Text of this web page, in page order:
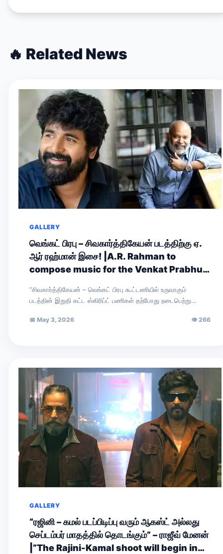
🔥 Related News
GALLERY
வெங்கட் பிரபு – சிவகார்த்திகேயன் படத்திற்கு ஏ.
ஆர் ரஹ்மான் இசை! |A.R. Rahman to
compose music for the Venkat Prabhu–
“சிவகார்த்திகேயன் – வெங்கட் பிரபு கூட்டணியில் உருவாகும்
படத்தின் இறுதி கட்ட ஸ்கிரிப்ட் பணிகள் தற்போது நடைபெற்று
இரண்டாம்…
📅 May 3, 2026 👁266
GALLERY
“ரஜினி – கமல் படப்பிடிப்பு வரும் ஆகஸ்ட் அல்லது
செப்டம்பர் மாதத்தில் தொடங்கும்” – ராஜீவ் மேனன்
|”The Rajini-Kamal shoot will begin in